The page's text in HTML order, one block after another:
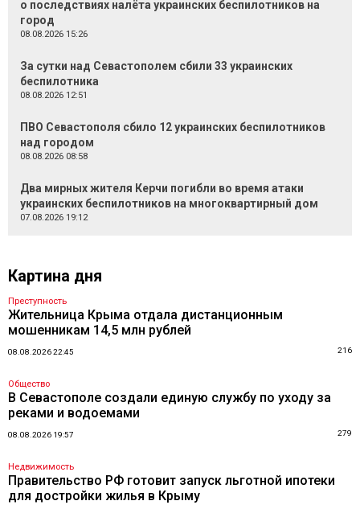
о последствиях налёта украинских беспилотников на
город
08.08.2026 15:26
За сутки над Севастополем сбили 33 украинских
беспилотника
08.08.2026 12:51
ПВО Севастополя сбило 12 украинских беспилотников
над городом
08.08.2026 08:58
Два мирных жителя Керчи погибли во время атаки
украинских беспилотников на многоквартирный дом
07.08.2026 19:12
Картина дня
Преступность
Жительница Крыма отдала дистанционным
мошенникам 14,5 млн рублей
08.08.2026 22:45 216
Общество
В Севастополе создали единую службу по уходу за
реками и водоемами
08.08.2026 19:57 279
Недвижимость
Правительство РФ готовит запуск льготной ипотеки
для достройки жилья в Крыму